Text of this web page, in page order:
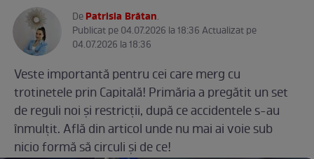
DePatrisia Brătan.
Publicat pe 04.07.2026 la 18:36 Actualizat pe
04.07.2026 la 18:36
Veste importantă pentru cei care merg cu
trotinetele prin Capitală! Primăria a pregătit un set
de reguli noi și restricții, după ce accidentele s-au
înmulțit. Află din articol unde nu mai ai voie sub
nicio formă să circuli și de ce!